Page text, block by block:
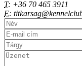
T: +36 70 465 3911
E: